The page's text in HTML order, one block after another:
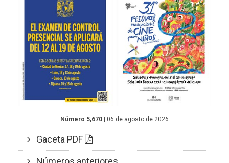
Número 5,670 | 06 de agosto de 2026
Gaceta PDF